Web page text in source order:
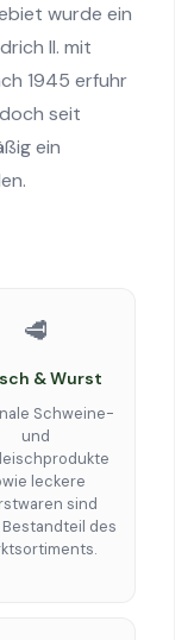
wurde ein
II. mit
1945 erfuhr
seit
ein
🥩
& Wurst
Schweine-
und
leckere
sind
des